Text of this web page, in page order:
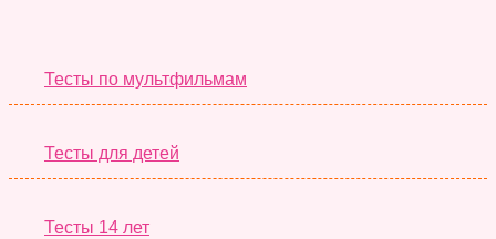
Тесты по мультфильмам
Тесты для детей
Тесты 14 лет